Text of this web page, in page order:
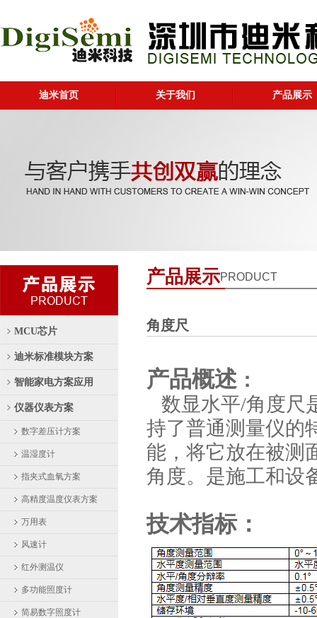
迪米首页 关于我们 产品展示
MCU芯片
迪米标准模块方案
智能家电方案应用
仪器仪表方案
数字差压计方案
温湿度计
指夹式血氧方案
高精度温度仪表方案
万用表
风速计
红外测温仪
多功能照度计
简易数字照度计
产品展示PRODUCT
角度尺
产品概述 ：
数显水平/角度尺
持了普通测量仪的
能，将它放在被测
角度。是施工和设
技术指标：